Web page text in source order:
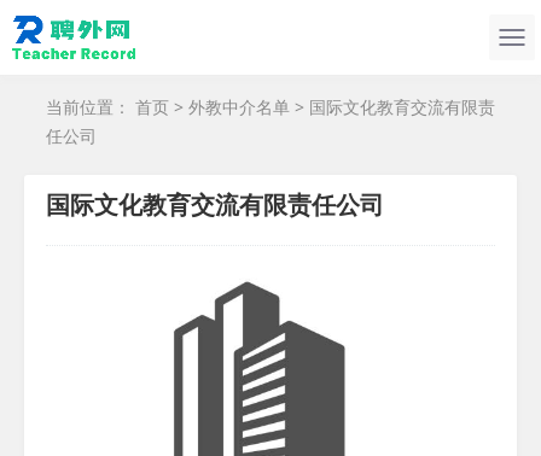
当前位置： 首页 > 外教中介名单 > 国际文化教育交流有限责
任公司
国际文化教育交流有限责任公司